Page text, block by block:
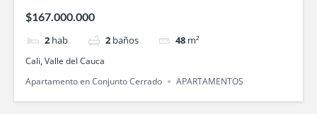
$167.000.000
2 hab 2 baños 48 m²
Cali, Valle del Cauca
Apartamento en Conjunto Cerrado
APARTAMENTOS